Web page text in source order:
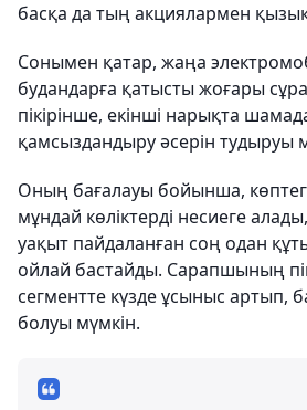
басқа да тың акциялармен
Сонымен қатар, жаңа
будандарға қатысты жоғары
пікірінше, екінші нарықта
қамсыздандыру әсерін тудыруы
Оның бағалауы бойынша,
мұндай көліктерді несиеге
уақыт пайдаланған соң одан
ойлай бастайды. Сарапшының
сегментте күзде ұсыныс артып,
болуы мүмкін.